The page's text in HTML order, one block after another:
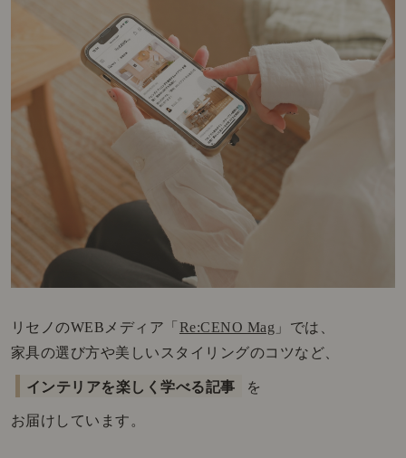
リセノのWEBメディア「 Re:CENO Mag 」では、
家具の選び方や美しいスタイリングのコツなど、
インテリアを楽しく学べる記事 を
お届けしています。